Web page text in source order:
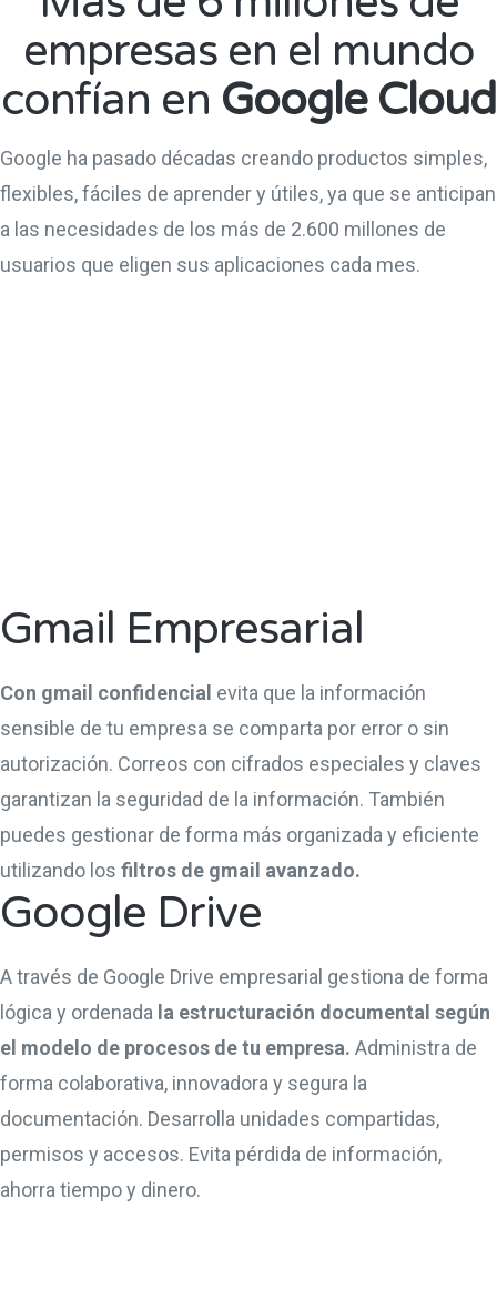
empresas en el mundo
confían en Google Cloud
Google ha pasado décadas creando productos simples,
flexibles, fáciles de aprender y útiles, ya que se anticipan
a las necesidades de los más de 2.600 millones de
usuarios que eligen sus aplicaciones cada mes.
Gmail Empresarial
Con gmail confidencial evita que la información
sensible de tu empresa se comparta por error o sin
autorización. Correos con cifrados especiales y claves
garantizan la seguridad de la información. También
puedes gestionar de forma más organizada y eficiente
utilizando los filtros de gmail avanzado.
Google Drive
A través de Google Drive empresarial gestiona de forma
lógica y ordenada la estructuración documental según
el modelo de procesos de tu empresa. Administra de
forma colaborativa, innovadora y segura la
documentación. Desarrolla unidades compartidas,
permisos y accesos. Evita pérdida de información,
ahorra tiempo y dinero.